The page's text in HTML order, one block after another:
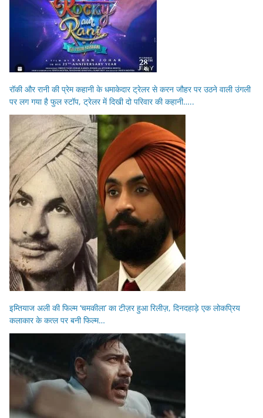
रॉकी और रानी की प्रेम कहानी के धमाकेदार ट्रेलर से करन जौहर पर उठने वाली उंगली
पर लग गया है फुल स्टॉप, ट्रेलर में दिखी दो परिवार की कहानी…..
इम्तियाज अली की फिल्म ‘चमकीला’ का टीज़र हुआ रिलीज़, दिनदहाड़े एक लोकप्रिय
कलाकार के कत्ल पर बनी फिल्म…